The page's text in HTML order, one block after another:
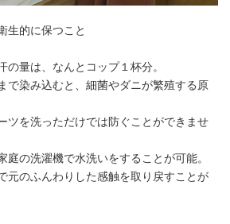
生的に保つこと
の量は、なんとコップ１杯分。
で染み込むと、細菌やダニが繁殖する原
ツを洗っただけでは防ぐことができませ
庭の洗濯機で水洗いをすることが可能。
元のふんわりした感触を取り戻すことが